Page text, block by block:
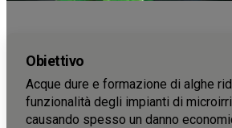
Obiettivo
Acque dure e formazione di alghe
funzionalità degli impianti di
causando spesso un danno